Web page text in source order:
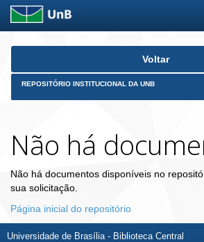
Skip
Voltar
REPOSITÓRIO INSTITUCIONAL DA UNB
Não há
Não há documentos disponíveis no
sua solicitação.
Página inicial do repositório
Universidade de Brasília - Biblioteca Central